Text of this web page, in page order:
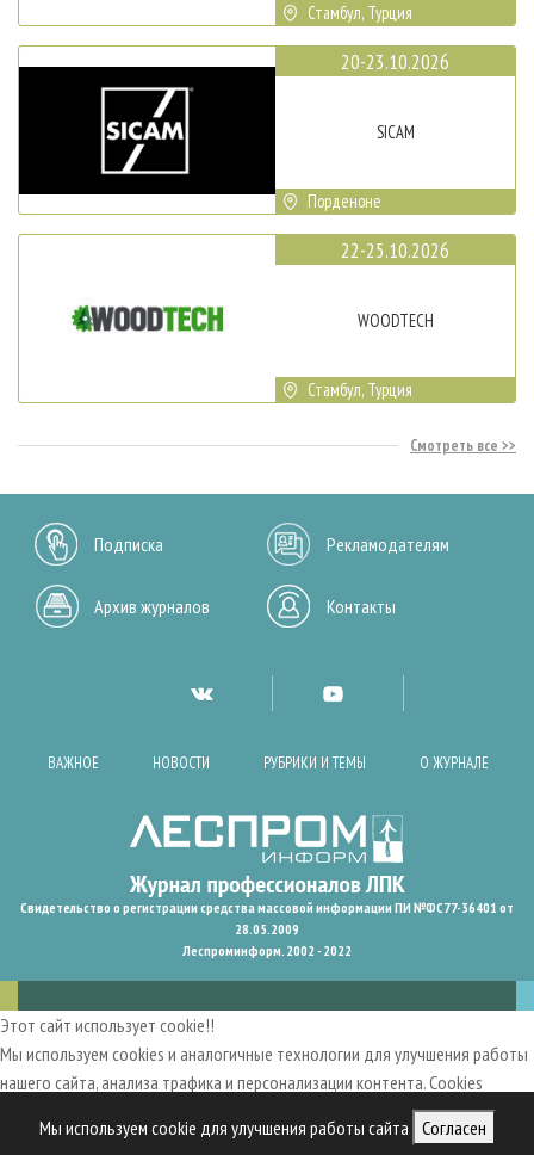
Мы используем cookie для улучшения работы сайта Согласен
Стамбул, Турция
20-23.10.2026
SICAM
Порденоне
22-25.10.2026
WOODTECH
Стамбул, Турция
Смотреть все
Подписка Рекламодателям
Архив журналов Контакты
ВАЖНОЕ НОВОСТИ РУБРИКИ И ТЕМЫ О ЖУРНАЛЕ
Свидетельство о регистрации средства массовой информации ПИ №ФС77-36401 от
28.05.2009
Леспроминформ. 2002 - 2022
Этот сайт использует cookie!!
Мы используем cookies и аналогичные технологии для улучшения работы
нашего сайта, анализа трафика и персонализации контента. Cookies
пользовательский опыт